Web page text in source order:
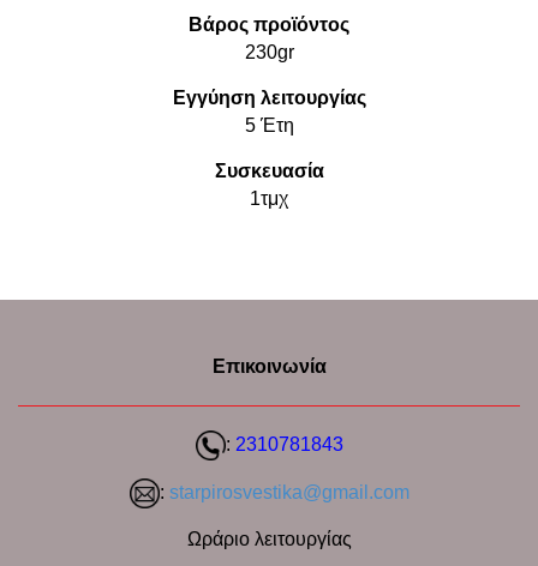
Βάρος προϊόντος
230gr
Εγγύηση λειτουργίας
5 Έτη
Συσκευασία
1τμχ
Επικοινωνία
: 2310781843
: starpirosvestika@gmail.com
Ωράριο λειτουργίας